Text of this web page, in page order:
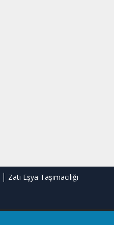
Zati Eşya Taşımacılığı